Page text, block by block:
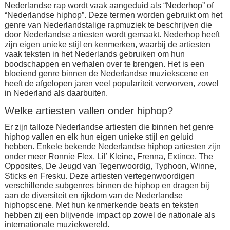
Nederlandse rap wordt vaak aangeduid als “Nederhop” of
“Nederlandse hiphop”. Deze termen worden gebruikt om het
genre van Nederlandstalige rapmuziek te beschrijven die
door Nederlandse artiesten wordt gemaakt. Nederhop heeft
zijn eigen unieke stijl en kenmerken, waarbij de artiesten
vaak teksten in het Nederlands gebruiken om hun
boodschappen en verhalen over te brengen. Het is een
bloeiend genre binnen de Nederlandse muziekscene en
heeft de afgelopen jaren veel populariteit verworven, zowel
in Nederland als daarbuiten.
Welke artiesten vallen onder hiphop?
Er zijn talloze Nederlandse artiesten die binnen het genre
hiphop vallen en elk hun eigen unieke stijl en geluid
hebben. Enkele bekende Nederlandse hiphop artiesten zijn
onder meer Ronnie Flex, Lil’ Kleine, Frenna, Extince, The
Opposites, De Jeugd van Tegenwoordig, Typhoon, Winne,
Sticks en Fresku. Deze artiesten vertegenwoordigen
verschillende subgenres binnen de hiphop en dragen bij
aan de diversiteit en rijkdom van de Nederlandse
hiphopscene. Met hun kenmerkende beats en teksten
hebben zij een blijvende impact op zowel de nationale als
internationale muziekwereld.